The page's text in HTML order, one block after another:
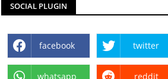
SOCIAL PLUGIN
facebook twitter
whatsapp reddit